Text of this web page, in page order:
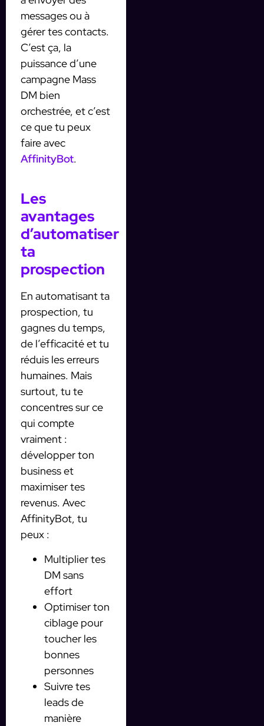
messages ou à
gérer tes contacts.
C’est ça, la
puissance d’une
campagne Mass
DM bien
orchestrée, et c’est
ce que tu peux
faire avec
AffinityBot.
Les
avantages
d’automatiser
ta
prospection
En automatisant ta
prospection, tu
gagnes du temps,
de l’efficacité et tu
réduis les erreurs
humaines. Mais
surtout, tu te
concentres sur ce
qui compte
vraiment :
développer ton
business et
maximiser tes
revenus. Avec
AffinityBot, tu
peux :
Multiplier tes
DM sans
effort
Optimiser ton
ciblage pour
toucher les
bonnes
personnes
Suivre tes
leads de
manière